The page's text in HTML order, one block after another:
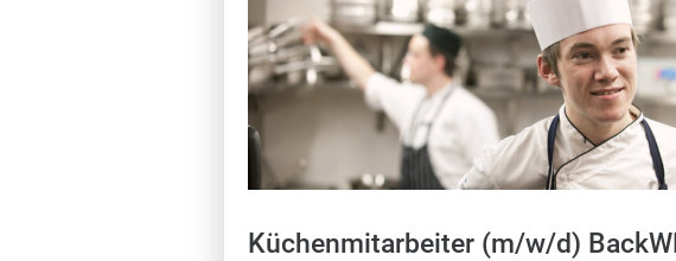
Küchenmitarbeiter (m/w/d)